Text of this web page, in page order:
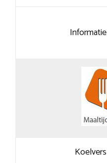
Informatie
Koelvers